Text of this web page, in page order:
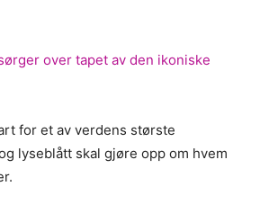
over tapet av den ikoniske
for et av verdens største
lyseblått skal gjøre opp om hvem